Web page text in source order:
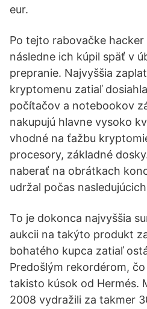
eur.
Po tejto rabovačke
následne ich kúpil späť v
prepranie. Najvyššia
kryptomenu zatiaľ
počítačov a notebookov
nakupujú hlavne vysoko
vhodné na ťažbu
procesory, základné
naberať na obrátkach
udržal počas
To je dokonca najvyššia
aukcii na takýto produkt
bohatého kupca zatiaľ
Predošlým rekordérom,
takisto kúsok od Hermés.
2008 vydražili za takmer